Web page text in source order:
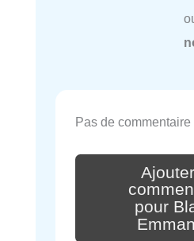
Pas de commentaire
pour